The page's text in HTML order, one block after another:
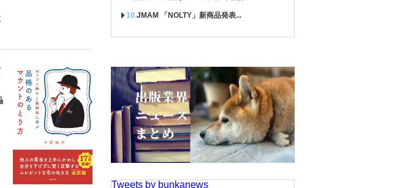
JMAM 「NOLTY」新商品発表...
Tweets by bunkanews